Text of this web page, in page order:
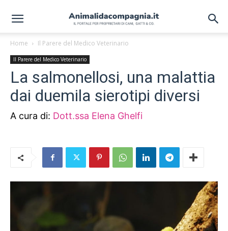
Home Il Parere del Medico Veterinario
Il Parere del Medico Veterinario
La salmonellosi, una malattia
dai duemila sierotipi diversi
A cura di: Dott.ssa Elena Ghelfi